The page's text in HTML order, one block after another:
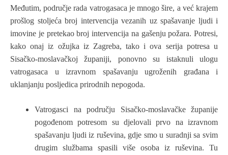
Međutim, područje rada vatrogasaca je mnogo šire, a već krajem
prošlog stoljeća broj intervencija vezanih uz spašavanje ljudi i
imovine je pretekao broj intervencija na gašenju požara. Potresi,
kako onaj iz ožujka iz Zagreba, tako i ova serija potresa u
Sisačko-moslavačkoj županiji, ponovno su istaknuli ulogu
vatrogasaca u izravnom spašavanju ugroženih građana i
uklanjanju posljedica prirodnih nepogoda.
Vatrogasci na području Sisačko-moslavačke županije
pogođenom potresom su djelovali prvo na izravnom
spašavanju ljudi iz ruševina, gdje smo u suradnji sa svim
drugim službama spasili više osoba iz ruševina. Tu